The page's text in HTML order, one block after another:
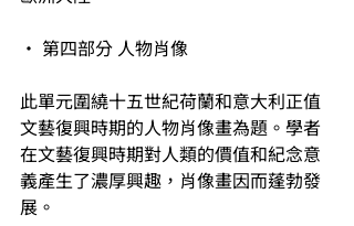
• 第四部分 人物肖像
此單元圍繞十五世紀荷蘭和意大利正值
文藝復興時期的人物肖像畫為題。學者
在文藝復興時期對人類的價值和紀念意
義產生了濃厚興趣，肖像畫因而蓬勃發
展。